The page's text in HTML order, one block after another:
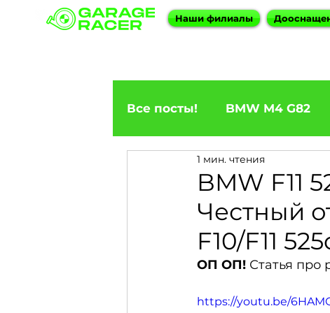
Наши филиалы
Все посты! BMW M4 G82
ПРИГОН BMW
BMW E92 335
BMW 5 Series
BMW F11
Честный
F10/F11
1 мин. чтения
ОП ОП! Статья про
https://youtu.be/